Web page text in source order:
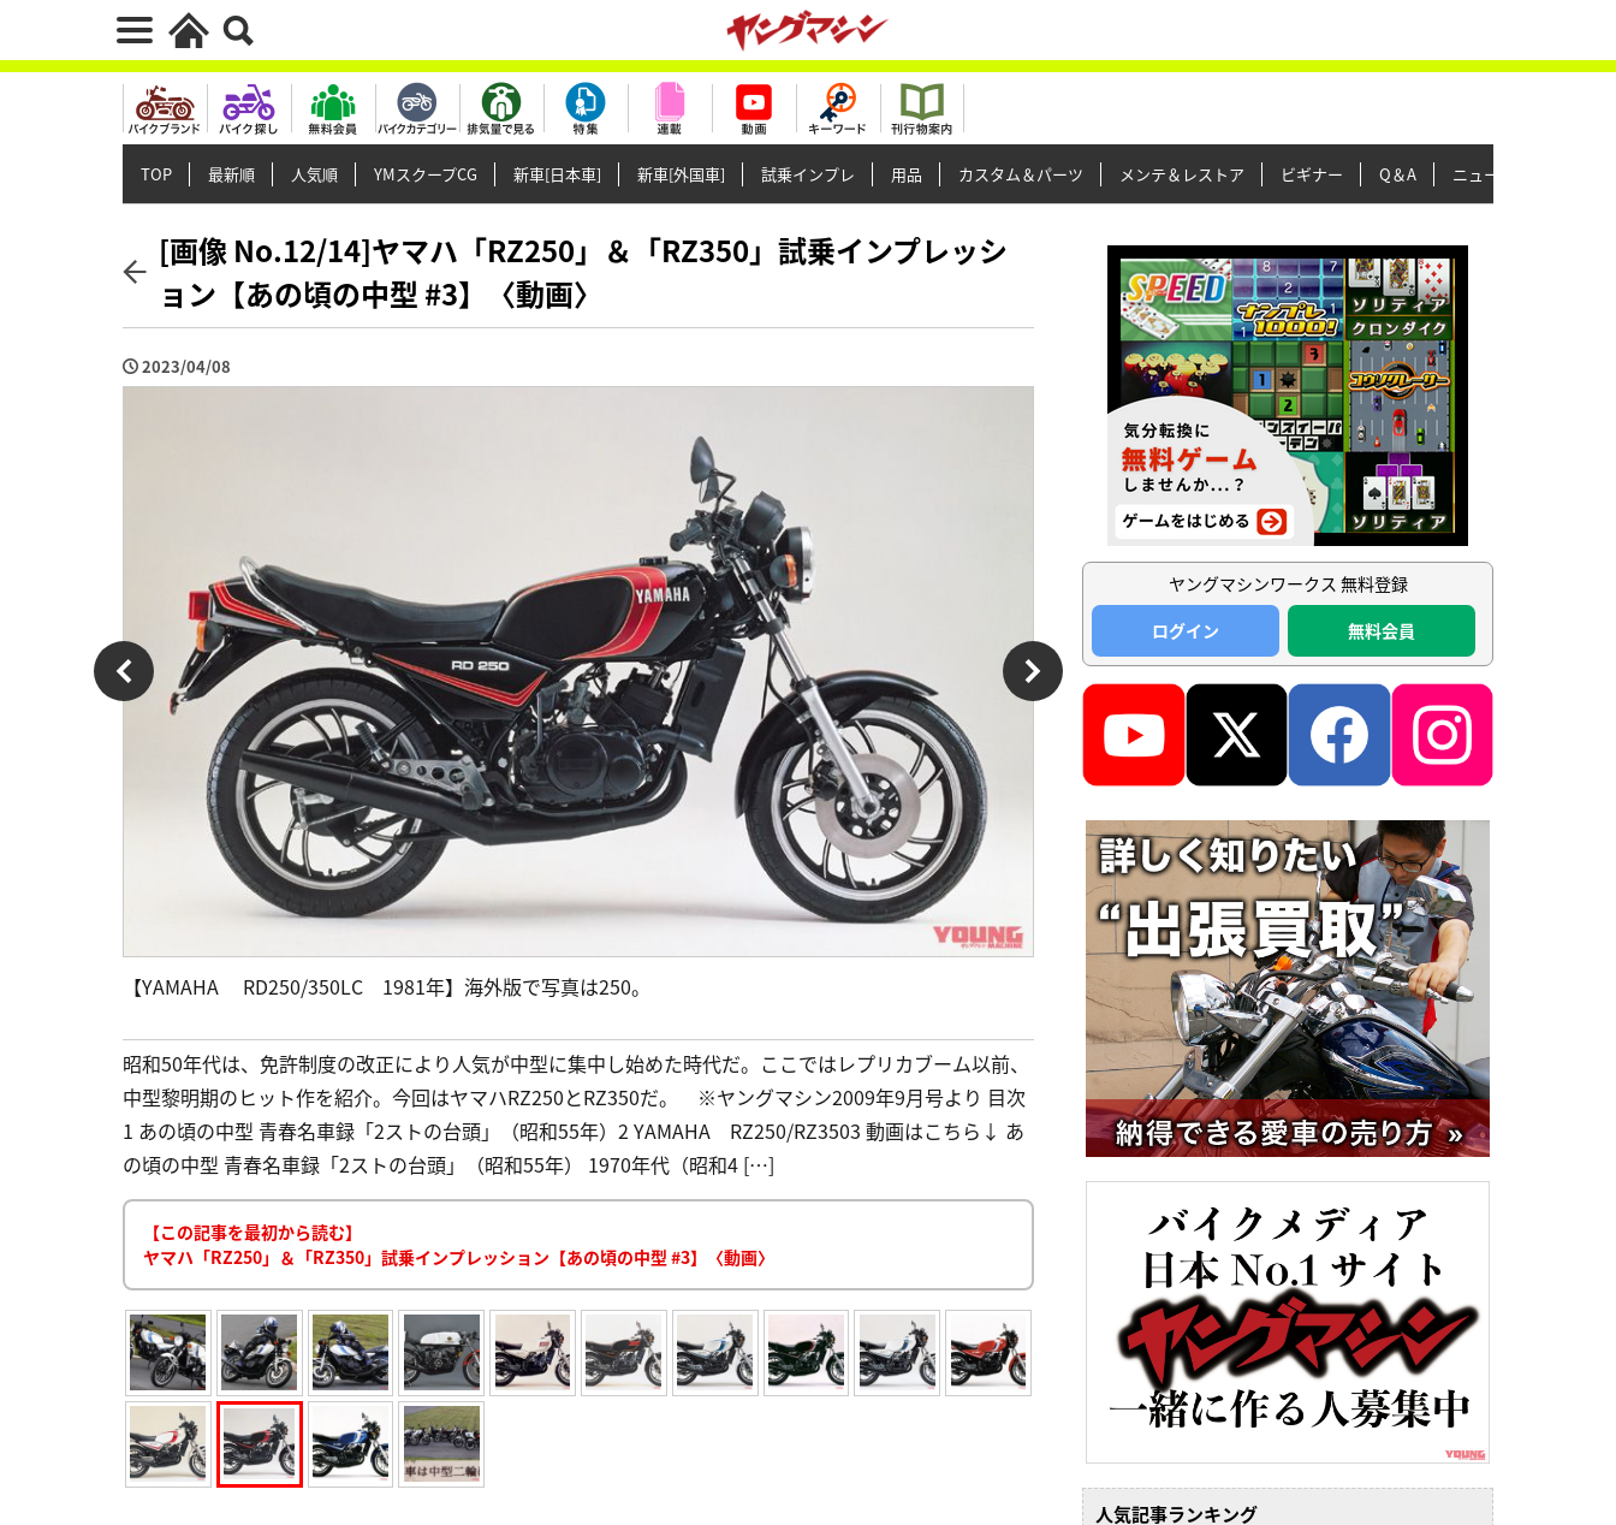
TOP 最新順 人気順 YMスクープCG 新車[日本車] 新車[外国車] 試乗インプレ 用品 カスタム＆パーツ メンテ＆レストア ビギナー Q＆A ニュース＆トピックス
[画像 No.12/14]ヤマハ「RZ250」＆「RZ350」試乗インプレッシ
ョン【あの頃の中型 #3】〈動画〉
2023/04/08
【YAMAHA RD250/350LC 1981年】海外版で写真は250。
昭和50年代は、免許制度の改正により人気が中型に集中し始めた時代だ。ここではレプリカブーム以前、
中型黎明期のヒット作を紹介。今回はヤマハRZ250とRZ350だ。 ※ヤングマシン2009年9月号より 目次
1 あの頃の中型 青春名車録「2ストの台頭」（昭和55年）2 YAMAHA RZ250/RZ3503 動画はこちら↓ あ
の頃の中型 青春名車録「2ストの台頭」（昭和55年） 1970年代（昭和4 […]
【この記事を最初から読む】
ヤマハ「RZ250」＆「RZ350」試乗インプレッション【あの頃の中型 #3】〈動画〉
ヤングマシンワークス 無料登録
ログイン
無料会員
人気記事ランキング